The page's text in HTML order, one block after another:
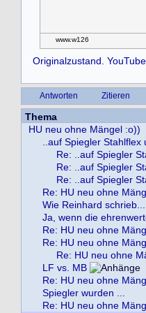
www.w126
Originalzustand. YouTube
Antworten Zitieren
Thema
HU neu ohne Mängel :o))
..auf Spiegler Stahlflex
Re: ..auf Spiegler
Re: ..auf Spiegler
Re: ..auf Spiegler
Re: HU neu ohne
Wie Reinhard schrieb...
Ja, wenn die
Re: HU neu ohne
Re: HU neu ohne
Re: HU neu ohne
LF vs. MB
Re: HU neu ohne
Spiegler wurden ...
Re: HU neu ohne